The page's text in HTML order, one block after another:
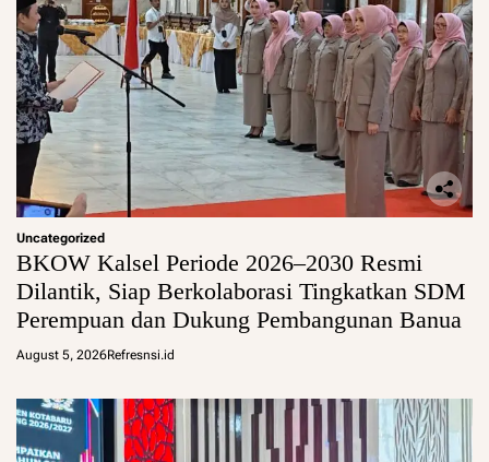
Uncategorized
BKOW Kalsel Periode 2026–2030 Resmi
Dilantik, Siap Berkolaborasi Tingkatkan SDM
Perempuan dan Dukung Pembangunan Banua
August 5, 2026Refresnsi.id